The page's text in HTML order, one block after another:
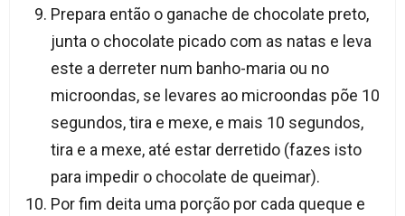
Prepara então o ganache de chocolate preto,
junta o chocolate picado com as natas e leva
este a derreter num banho-maria ou no
microondas, se levares ao microondas põe 10
segundos, tira e mexe, e mais 10 segundos,
tira e a mexe, até estar derretido (fazes isto
para impedir o chocolate de queimar).
Por fim deita uma porção por cada queque e